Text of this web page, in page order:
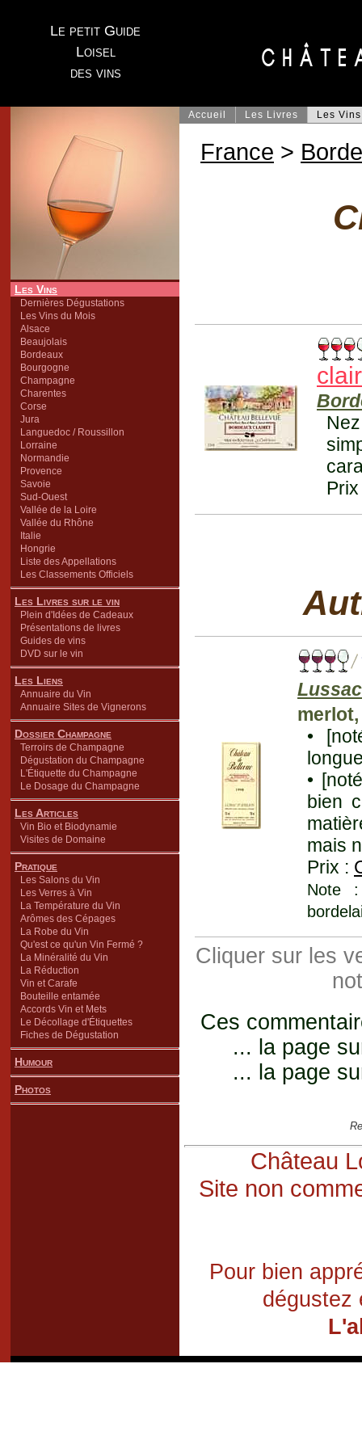
Le petit Guide
Loisel
des vins
Les Vins
Dernières Dégustations
Les Vins du Mois
Alsace
Beaujolais
Bordeaux
Bourgogne
Champagne
Charentes
Corse
Jura
Languedoc / Roussillon
Lorraine
Normandie
Provence
Savoie
Sud-Ouest
Vallée de la Loire
Vallée du Rhône
Italie
Hongrie
Liste des Appellations
Les Classements Officiels
Les Livres sur le vin
Plein d'Idées de Cadeaux
Présentations de livres
Guides de vins
DVD sur le vin
Les Liens
Annuaire du Vin
Annuaire Sites de Vignerons
Dossier Champagne
Terroirs de Champagne
Dégustation du Champagne
L'Étiquette du Champagne
Le Dosage du Champagne
Les Articles
Vin Bio et Biodynamie
Visites de Domaine
Pratique
Les Salons du Vin
Les Verres à Vin
La Température du Vin
Arômes des Cépages
La Robe du Vin
Qu'est ce qu'un Vin Fermé ?
La Minéralité du Vin
La Réduction
Vin et Carafe
Bouteille entamée
Accords Vin et Mets
Le Décollage d'Étiquettes
Fiches de Dégustation
Humour
Photos
Accueil Les Livres Les Vins
France >
•
•
bien
mais
Prix :
Note
Cliquer sur les
Ces
... la page
... la page
Château
Site non
Pour bien
dégustez